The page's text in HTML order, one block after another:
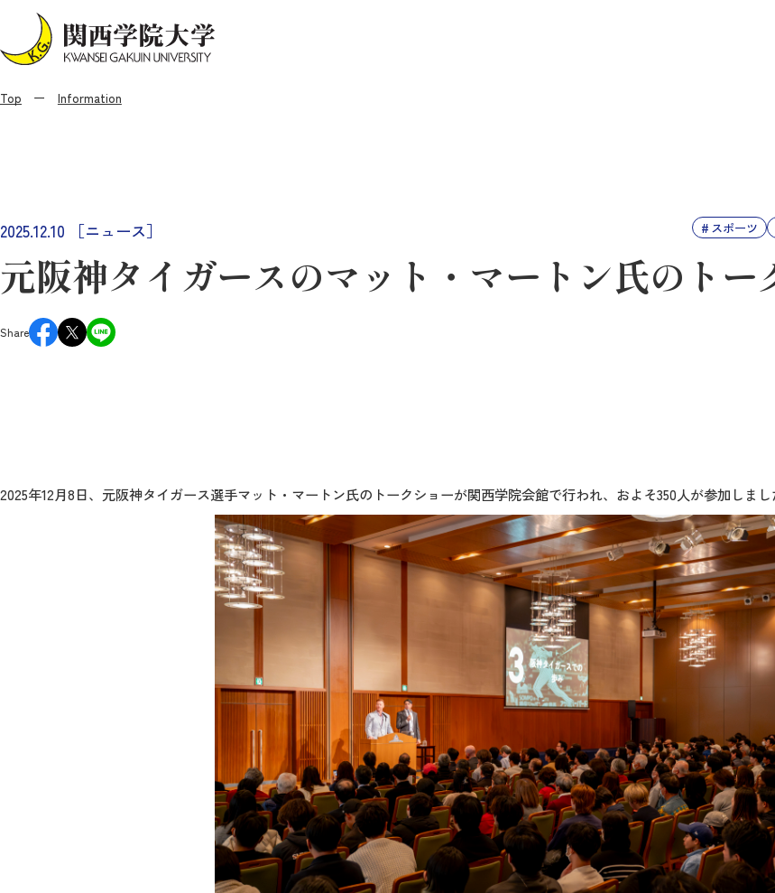
Top Information
2025.12.10 ［ニュース］ スポーツ
元阪神タイガースのマット・マートン氏のトー
Share
2025年12月8日、元阪神タイガース選手マット・マートン氏のトークショーが関西学院会館で行われ、およそ350人が参加しまし